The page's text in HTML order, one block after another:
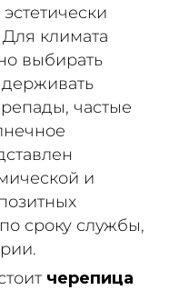
климата
выбирать
частые
и
сроку службы,
черепица